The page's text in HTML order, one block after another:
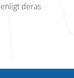
deras